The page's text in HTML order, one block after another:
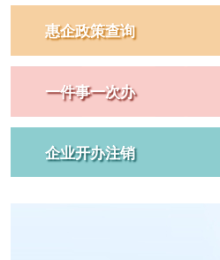
惠企政策查询
一件事一次办
企业开办注销